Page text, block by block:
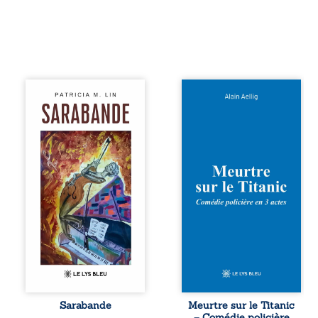
Aux chants
crépitants de l’été,
Sous le silence
ouaté de la neige
en hiver, Au cours
de nuits pâles,
Dans la clarté
bienveillante de la
lune, Rêves,
pensées, révoltes
et espoirs… Des
mots s’assemblent,
colorés, rebelles
aux règles de la
poésie, mais
chantant en
forment une
sarabande,
Sarabande
Et si le naufrage
en 1912, un
meurtre est
commis. Le drame
disparaît avec le
tard, la
l’épave fait
resurgir un secret
Meurtre sur le Titanic